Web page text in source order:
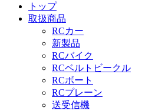
トップ
取扱商品
RCカー
新製品
RCバイク
RCベルトビークル
RCボート
RCプレーン
送受信機